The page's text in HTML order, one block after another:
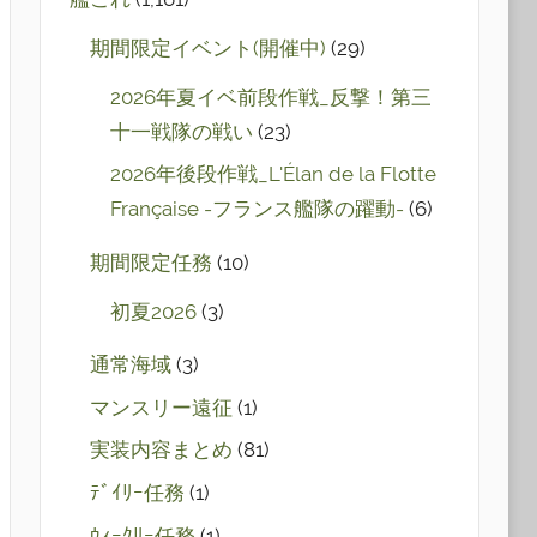
期間限定イベント(開催中) (29)
2026年夏イベ前段作戦_反撃！第三
十一戦隊の戦い (23)
2026年後段作戦_L'Élan de la Flotte
Française -フランス艦隊の躍動- (6)
期間限定任務 (10)
初夏2026(3)
通常海域(3)
マンスリー遠征 (1)
実装内容まとめ (81)
ﾃﾞｲﾘｰ任務 (1)